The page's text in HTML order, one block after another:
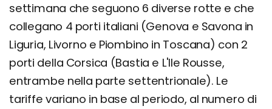
settimana che seguono 6 diverse rotte e che
collegano 4 porti italiani (Genova e Savona in
Liguria, Livorno e Piombino in Toscana) con 2
porti della Corsica (Bastia e L'Ile Rousse,
entrambe nella parte settentrionale). Le
tariffe variano in base al periodo, al numero di